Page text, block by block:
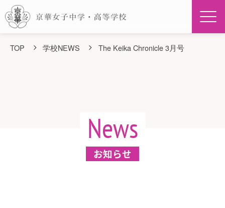
TOP 学校NEWS The Keika Chronicle 3月号
News
お知らせ